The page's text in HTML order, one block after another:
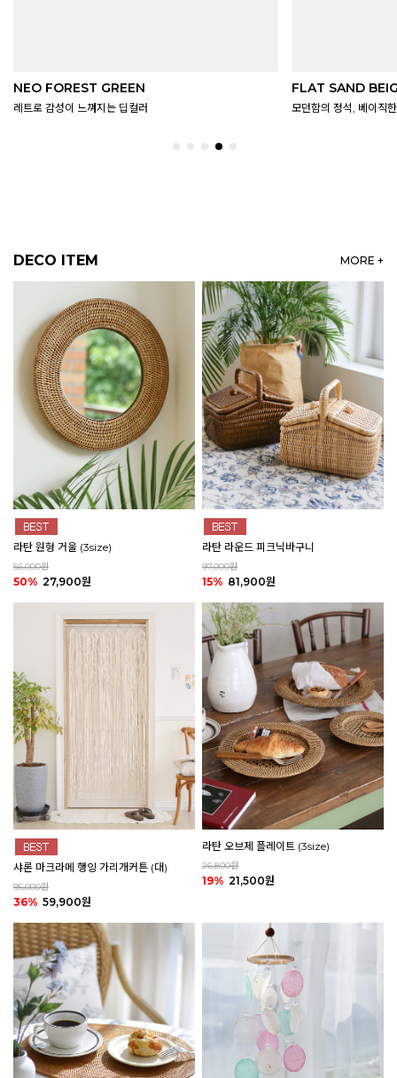
FLAT SAND BEIGE
모던함의 정석, 베이직한 필링
CHESTER
어디에서 볼 수없는 빈
DECO ITEM MORE +
라탄 원형 거울 (3size)
56,000원
50% 27,900원
라탄 라운드 피크닉바구니
97,000원
15% 81,900원
샤론 마크라메 행잉 가리개커튼 (대)
95,000원
36% 59,900원
라탄 오브제 플레이트 (3size)
26,800원
19% 21,500원